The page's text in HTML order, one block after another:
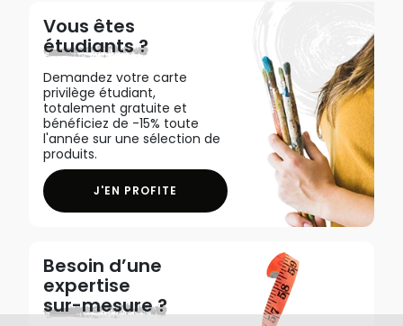
Vous êtes
étudiants ?
Demandez votre carte
privilège étudiant,
totalement gratuite et
bénéficiez de -15% toute
l'année sur une sélection de
produits.
J'EN PROFITE
Besoin d’une
expertise
sur-mesure ?